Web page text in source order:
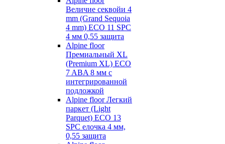
Величие секвойи 4
mm (Grand Sequoia
4 mm) ECO 11 SPC
4 мм 0,55 защита
Alpine floor
Премиальный XL
(Premium XL) ECO
7 ABA 8 мм с
интегрированной
подложкой
Alpine floor Легкий
паркет (Light
Parquet) ECO 13
SPC елочка 4 мм,
0,55 защита